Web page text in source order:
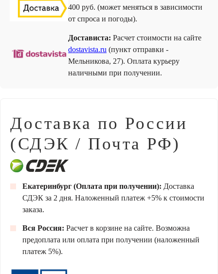
400 руб. (может меняться в зависимости
от спроса и погоды).
Достависта: Расчет стоимости на сайте
dostavista.ru (пункт отправки -
Мельникова, 27). Оплата курьеру
наличными при получении.
Доставка по России
(СДЭК / Почта РФ)
Екатеринбург (Оплата при получении): Доставка
СДЭК за 2 дня. Наложенный платеж +5% к стоимости
заказа.
Вся Россия: Расчет в корзине на сайте. Возможна
предоплата или оплата при получении (наложенный
платеж 5%).